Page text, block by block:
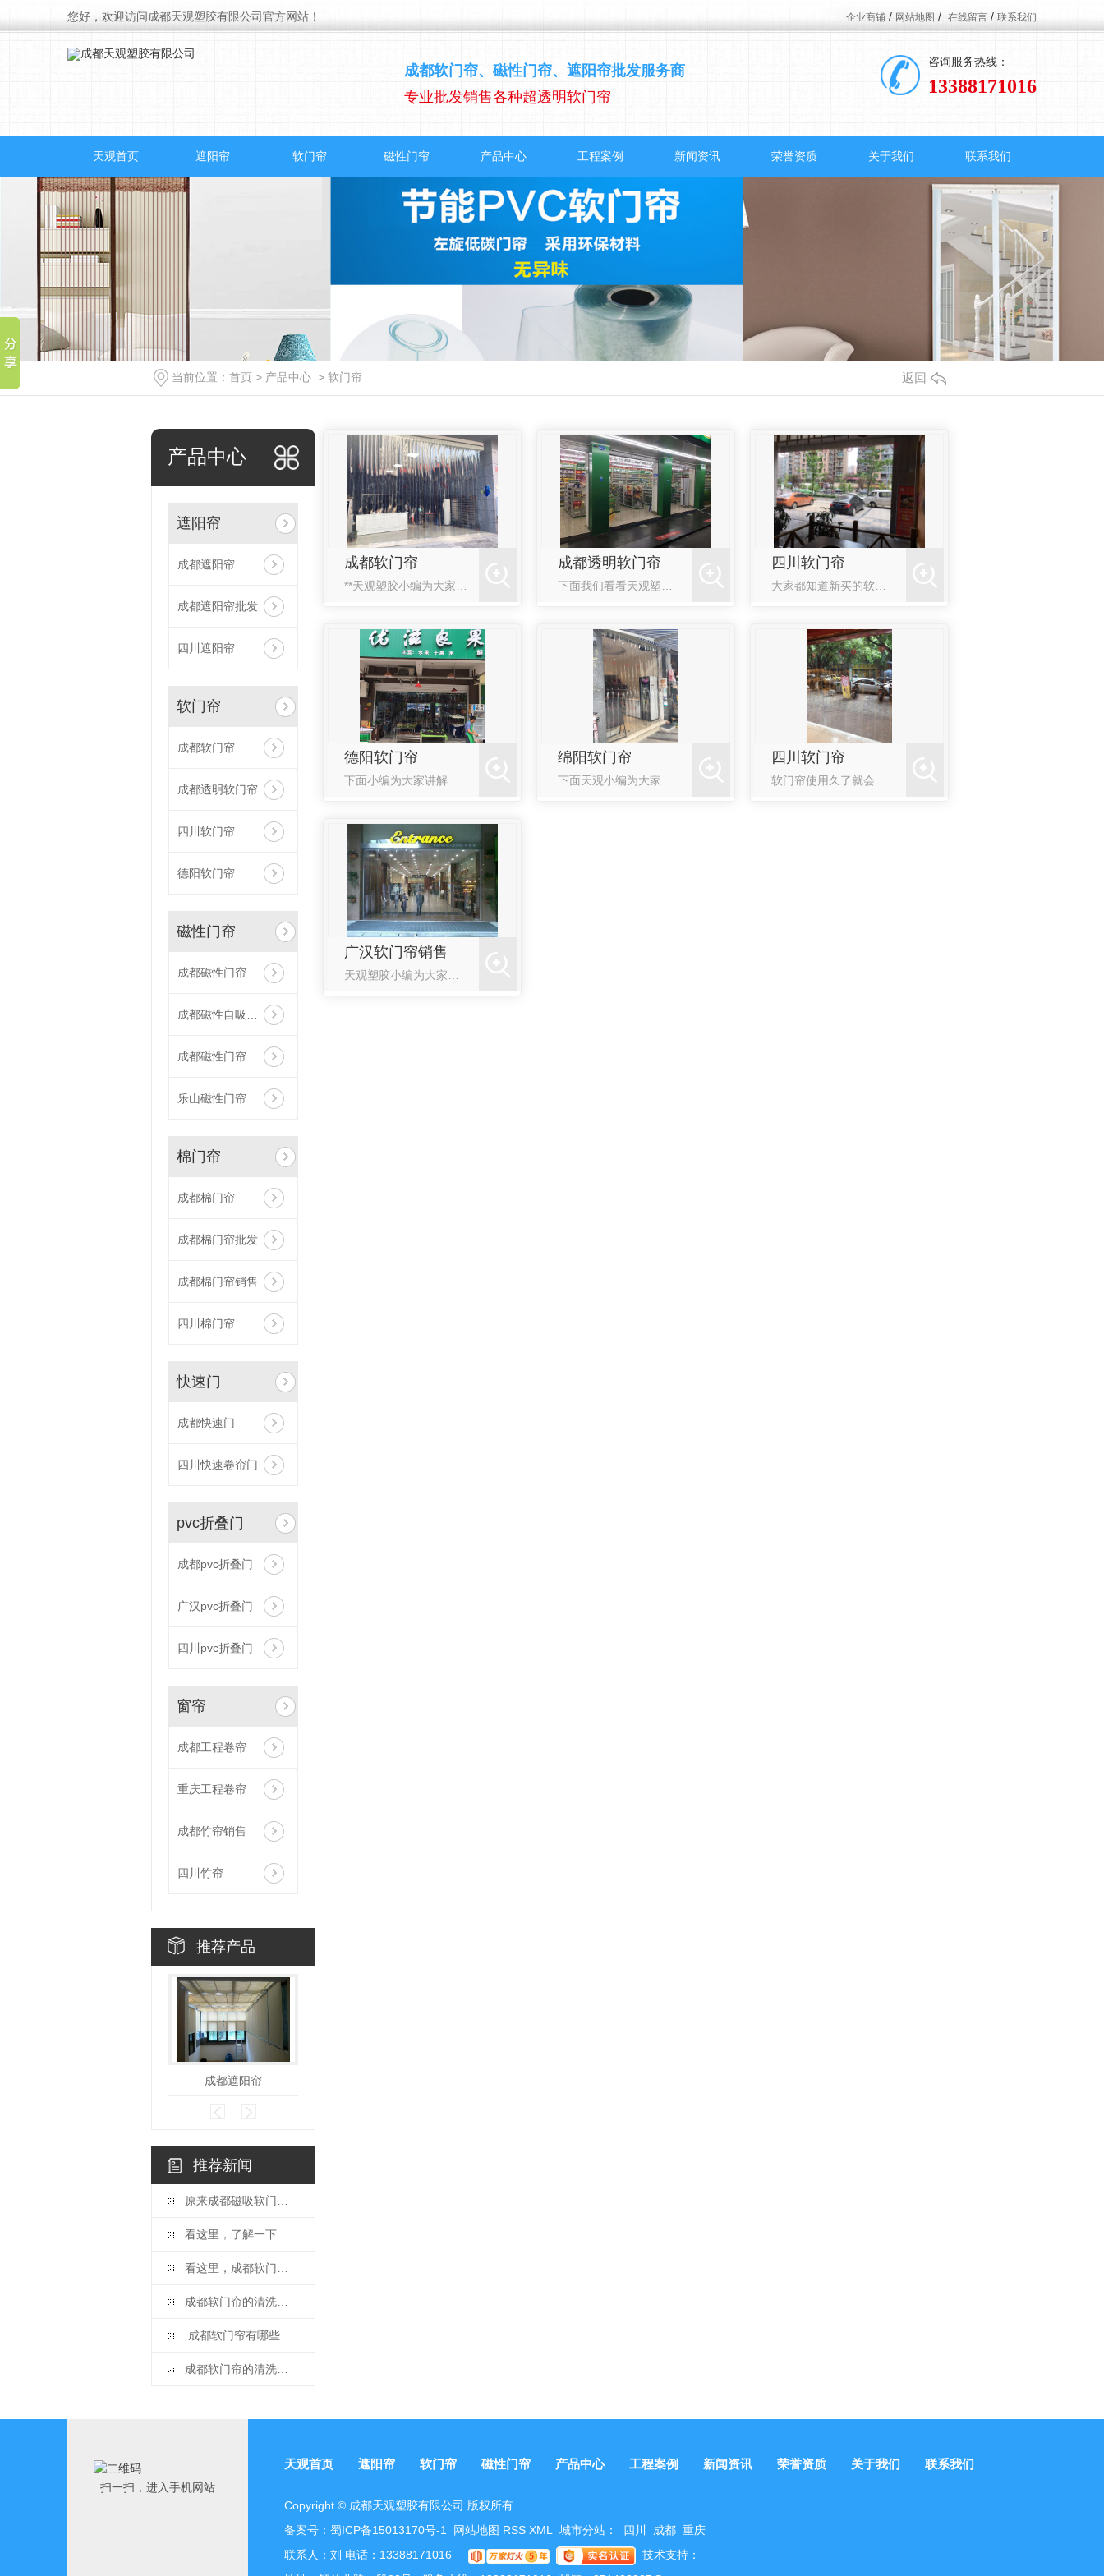
您好，欢迎访问成都天观塑胶有限公司官方网站！ 企业商铺 / 网站地图 / 在线留言 / 联系我们
成都软门帘、磁性门帘、遮阳帘批发服务商
专业批发销售各种超透明软门帘
咨询服务热线：
13388171016
天观首页 遮阳帘 软门帘 磁性门帘 产品中心 工程案例 新闻资讯 荣誉资质 关于我们 联系我们
当前位置： 首页 > 产品中心 > 软门帘 返回
产品中心
遮阳帘
成都遮阳帘
成都遮阳帘批发
四川遮阳帘
软门帘
成都软门帘
成都透明软门帘
四川软门帘
德阳软门帘
磁性门帘
成都磁性门帘
成都磁性自吸软门帘
成都磁性门帘安装
乐山磁性门帘
棉门帘
成都棉门帘
成都棉门帘批发
成都棉门帘销售
四川棉门帘
快速门
成都快速门
四川快速卷帘门
pvc折叠门
成都pvc折叠门
广汉pvc折叠门
四川pvc折叠门
窗帘
成都工程卷帘
重庆工程卷帘
成都竹帘销售
四川竹帘
推荐产品
成都遮阳帘
推荐新闻
原来成都磁吸软门帘有这些优势
看这里，了解一下四川软门帘的擦拭方法吧
看这里，成都软门帘的介绍
成都软门帘的清洗方式是这样的
​ 成都软门帘有哪些种类看这里
成都软门帘的清洗方法是这样的
成都软门帘
**天观塑胶小编为大家讲解一下我司关于对成都软门帘的特点和售后的一些问题：透明软门帘产品节能、环保、 、卫生、保温、柔软、 防沙、防蚊蝇、方便、隔热、防污染、挡异味等，被广泛 应用于工业、商业、民用
成都透明软门帘
下面我们看看天观塑胶的成都透明软门帘的用途介绍：软门帘由于其独特的透明，柔软光滑，绝热绝缘等特性，具有隔（冷）热，隔噪音防风（尘），防虫等多种功能，广泛用于商场、超市，宾馆、洒楼食堂及各种办公、公共场
四川软门帘
大家都知道新买的软门帘拉回家打开的时候总是粘住的，还有一股很大的味道，那么如何清除新买的四川软门帘的味道和粘性呢？一起来看看：1、对于新买回来的软门帘的气味大，要想立即去味没什么办法，因为新的塑料制品
德阳软门帘
下面小编为大家讲解一下德阳软门帘的许多特殊功能，比如：1、防虫软门帘：它多用于食品加工车间门口、原料仓库、成品仓库及其他缓冲间使用.据说这种防虫门帘可散发驱虫光波,可有效减少蚊虫进入,另外兼起防风、防
绵阳软门帘
下面天观小编为大家简单阐述一下绵阳软门帘的重要性，一起和小编来看看吧！软门帘不仅可以运用到工厂，在一些场合也是很实用的，甚至在一些家庭里面使用软门帘也是百利而无一害的。在房屋的装修中柜体也可以成为空间
四川软门帘
软门帘使用久了就会遇到一些问题，比如老化问题，那么如何解决软门帘的老化问题呢，下面小编就为大家介绍一下四川软门帘软化了该怎么**：眼前来说，在很多单位门口前挂的，运用PVC资料生产构成的条状的帘子就是
广汉软门帘销售
天观塑胶小编为大家详细介绍一下关于广汉软门帘的分类和选择方法等一些小知识，希望能够对你有所帮助！
扫一扫，进入手机网站
天观首页 遮阳帘 软门帘 磁性门帘 产品中心 工程案例 新闻资讯 荣誉资质 关于我们 联系我们
Copyright © 成都天观塑胶有限公司 版权所有
备案号： 蜀ICP备15013170号-1 网站地图 RSS XML 城市分站 ： 四川 成都 重庆
联系人：刘 电话：13388171016
技术支持：